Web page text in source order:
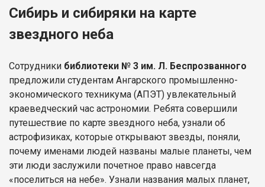
Сибирь и сибиряки на карте
звездного неба
Сотрудники библиотеки № 3 им. Л. Беспрозванного
предложили студентам Ангарского промышленно-
экономического техникума (АПЭТ) увлекательный
краеведческий час астрономии. Ребята совершили
путешествие по карте звездного неба, узнали об
астрофизиках, которые открывают звезды, поняли,
почему именами людей названы малые планеты, чем
эти люди заслужили почетное право навсегда
«поселиться на небе». Узнали названия малых планет,